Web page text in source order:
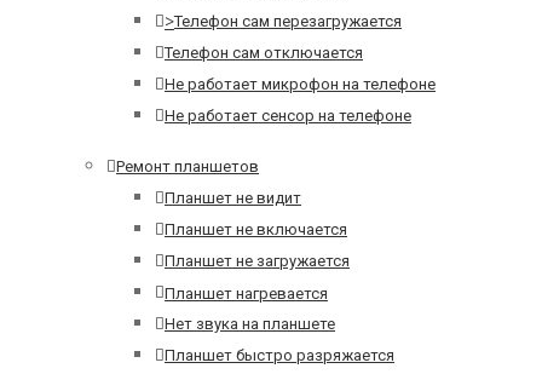
>Телефон сам перезагружается
Телефон сам отключается
Не работает микрофон на телефоне
Не работает сенсор на телефоне
Ремонт планшетов
Планшет не видит
Планшет не включается
Планшет не загружается
Планшет нагревается
Нет звука на планшете
Планшет быстро разряжается